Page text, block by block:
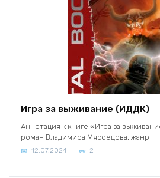
Игра за выживание (ИДДК)
Аннотация к книге «Игра за
роман Владимира Мясоедова, жанр
12.07.2024 2